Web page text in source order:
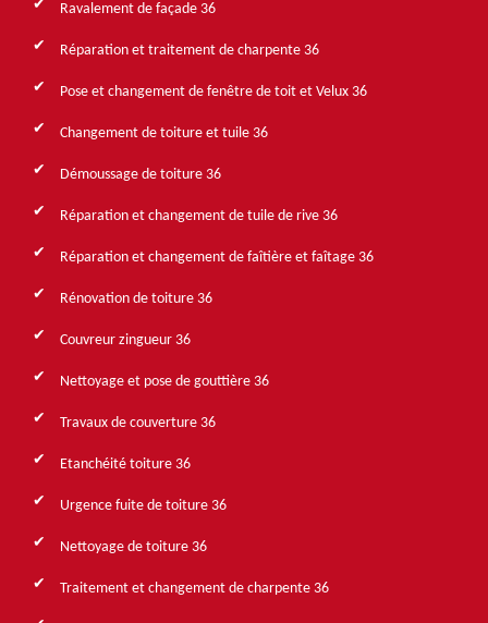
Ravalement de façade 36
Réparation et traitement de charpente 36
Pose et changement de fenêtre de toit et Velux 36
Changement de toiture et tuile 36
Démoussage de toiture 36
Réparation et changement de tuile de rive 36
Réparation et changement de faîtière et faîtage 36
Rénovation de toiture 36
Couvreur zingueur 36
Nettoyage et pose de gouttière 36
Travaux de couverture 36
Etanchéité toiture 36
Urgence fuite de toiture 36
Nettoyage de toiture 36
Traitement et changement de charpente 36